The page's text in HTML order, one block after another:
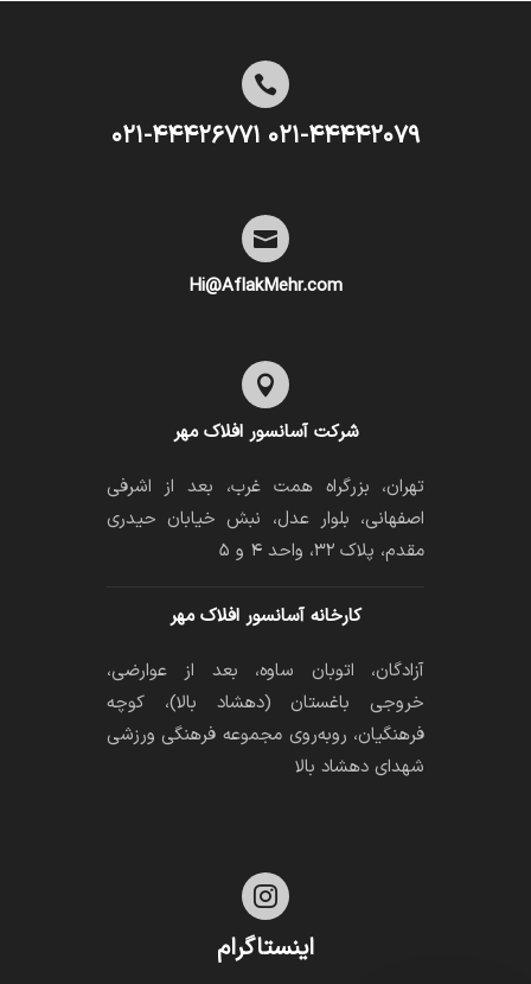

۰۲۱-۴۴۴۴۲۰۷۹ ۰۲۱-۴۴۴۲۶۷۷۱

Hi@AflakMehr.com

شرکت آسانسور افلاک مهر
تهران، بزرگراه همت غرب، بعد از اشرفی
اصفهانی، بلوار عدل، نبش خیابان حیدری
مقدم، پلاک ۳۲، واحد ۴ و ۵
کارخانه آسانسور افلاک مهر
آزادگان، اتوبان ساوه، بعد از عوارضی،
خروجی باغستان (دهشاد بالا)، کوچه
فرهنگیان، رو‌به‌روی مجموعه فرهنگی ورزشی
شهدای دهشاد بالا

اینستاگرام